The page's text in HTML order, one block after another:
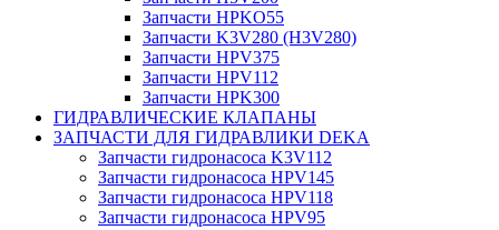
Запчасти HPKO55
Запчасти K3V280 (H3V280)
Запчасти HPV375
Запчасти HPV112
Запчасти HPK300
ГИДРАВЛИЧЕСКИЕ КЛАПАНЫ
ЗАПЧАСТИ ДЛЯ ГИДРАВЛИКИ DEKA
Запчасти гидронасоса K3V112
Запчасти гидронасоса HPV145
Запчасти гидронасоса HPV118
Запчасти гидронасоса HPV95